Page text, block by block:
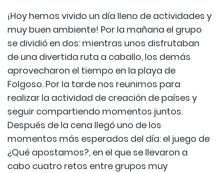
¡Hoy hemos vivido un día lleno de actividades y
muy buen ambiente! Por la mañana el grupo
se dividió en dos: mientras unos disfrutaban
de una divertida ruta a caballo, los demás
aprovecharon el tiempo en la playa de
Folgoso. Por la tarde nos reunimos para
realizar la actividad de creación de países y
seguir compartiendo momentos juntos.
Después de la cena llegó uno de los
momentos más esperados del día: el juego de
¿Qué apostamos?, en el que se llevaron a
cabo cuatro retos entre grupos muy